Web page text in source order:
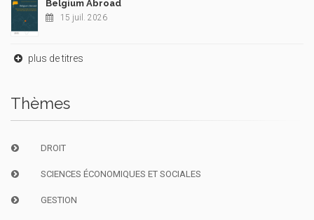
Belgium Abroad
15 juil. 2026
plus de titres
Thèmes
DROIT
SCIENCES ÉCONOMIQUES ET SOCIALES
GESTION